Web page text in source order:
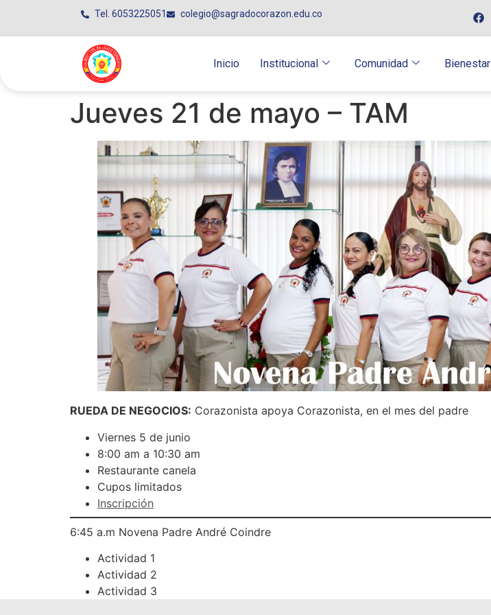
Tel. 6053225051 colegio@sagradocorazon.edu.co
Inicio Institucional Comunidad Bienestar
Jueves 21 de mayo – TAM
RUEDA DE NEGOCIOS: Corazonista apoya Corazonista, en el mes del padre
Viernes 5 de junio
8:00 am a 10:30 am
Restaurante canela
Cupos limitados
Inscripción
6:45 a.m Novena Padre André Coindre
Actividad 1
Actividad 2
Actividad 3